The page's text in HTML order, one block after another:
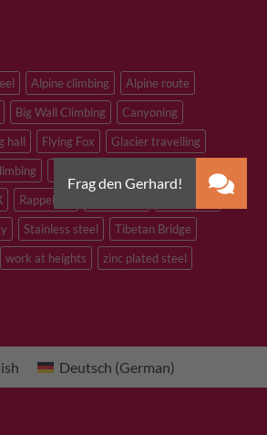
Alpine climbing
Alpine route
Big Wall Climbing
Canyoning
hall Flying Fox
Glacier travelling
Rappelling
Stainless steel
Tibetan Bridge
work at heights zinc plated steel
Deutsch (German)